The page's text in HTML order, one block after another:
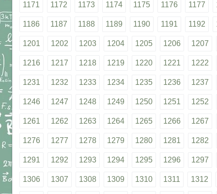
1171 1172 1173 1174 1175 1176 1177
1186 1187 1188 1189 1190 1191 1192
1201 1202 1203 1204 1205 1206 1207
1216 1217 1218 1219 1220 1221 1222
1231 1232 1233 1234 1235 1236 1237
1246 1247 1248 1249 1250 1251 1252
1261 1262 1263 1264 1265 1266 1267
1276 1277 1278 1279 1280 1281 1282
1291 1292 1293 1294 1295 1296 1297
1306 1307 1308 1309 1310 1311 1312